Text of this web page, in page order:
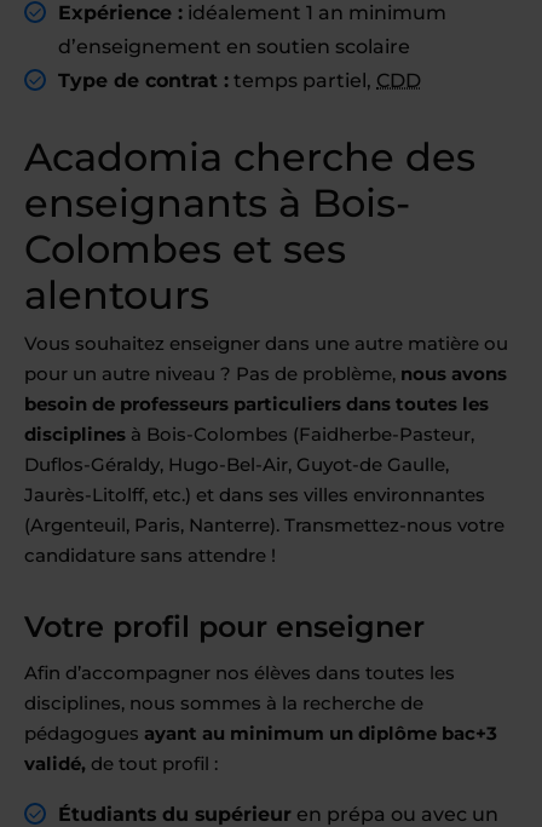
Expérience : idéalement 1 an minimum
d’enseignement en soutien scolaire
Type de contrat : temps partiel, CDD
Acadomia cherche des
enseignants à Bois-
Colombes et ses
alentours
Vous souhaitez enseigner dans une autre matière ou
pour un autre niveau ? Pas de problème, nous avons
besoin de professeurs particuliers dans toutes les
disciplines à Bois-Colombes (Faidherbe-Pasteur,
Duflos-Géraldy, Hugo-Bel-Air, Guyot-de Gaulle,
Jaurès-Litolff, etc.) et dans ses villes environnantes
(Argenteuil, Paris, Nanterre). Transmettez-nous votre
candidature sans attendre !
Votre profil pour enseigner
Afin d’accompagner nos élèves dans toutes les
disciplines, nous sommes à la recherche de
pédagogues ayant au minimum un diplôme bac+3
validé, de tout profil :
Étudiants du supérieur en prépa ou avec un